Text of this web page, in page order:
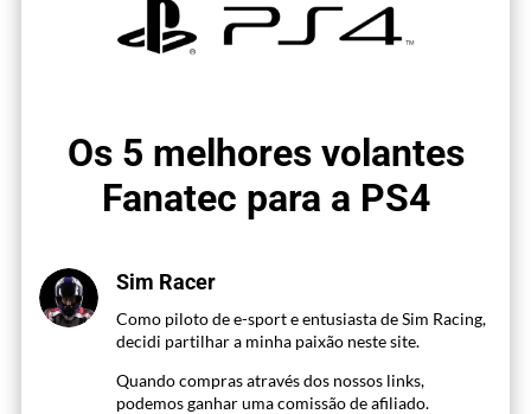
Os 5 melhores volantes
Fanatec para a PS4
Sim Racer
Como piloto de e-sport e entusiasta de Sim Racing,
decidi partilhar a minha paixão neste site.
Quando compras através dos nossos links,
podemos ganhar uma comissão de afiliado.